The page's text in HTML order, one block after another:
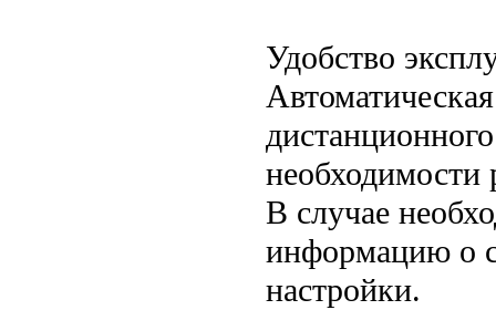
Удобство
необходимости
В случае
информацию о
настройки.